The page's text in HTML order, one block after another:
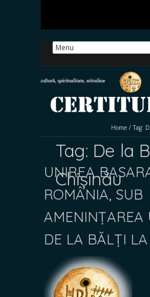
Home / Tag:
Tag: De la
Chișinău
UNIREA
ROMÂNIA, SUB
AMENINȚAREA
DE LA BĂLȚI